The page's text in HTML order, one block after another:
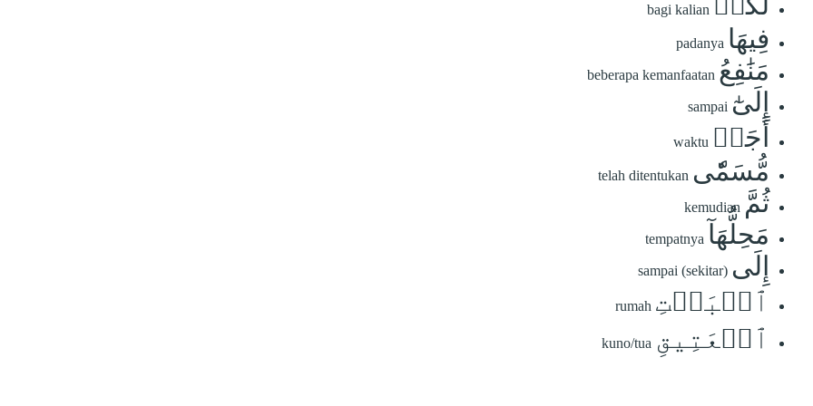
bagi kalian
فِيهَا padanya
مَنَٰفِعُ beberapa kemanfaatan
إِلَىٰٓ sampai
أَجَلٖ waktu
مُّسَمّٗى telah ditentukan
ثُمَّ kemudian
مَحِلُّهَآ tempatnya
إِلَى sampai (sekitar)
ٱلۡبَيۡتِ rumah
ٱلۡعَتِيقِ kuno/tua